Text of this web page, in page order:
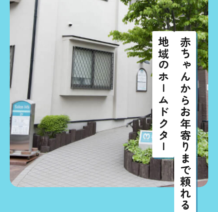
地域のホ|ムドクタ|赤ちゃんからお年寄りまで頼れる